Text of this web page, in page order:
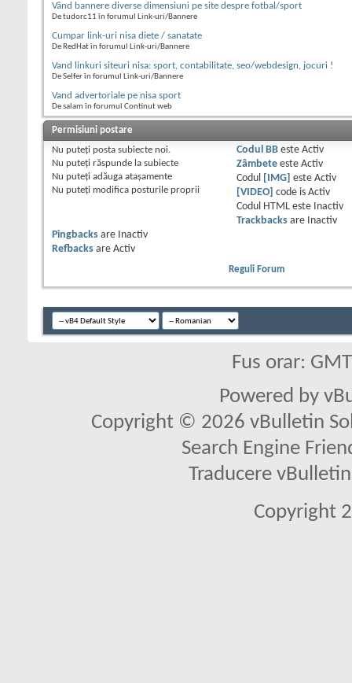
Vând bannere diverse dimensiuni pe site despre fotbal/sport
De tudorc11 în forumul Link-uri/Bannere
Cumpar link-uri nisa diete / sanatate
De RedHat în forumul Link-uri/Bannere
Vand linkuri siteuri nisa: sport, contabilitate, seo/webdesign, jocuri !
De Selfer în forumul Link-uri/Bannere
Vand advertoriale pe nisa sport
De salam în forumul Continut web
Permisiuni postare
Nu puteţi posta subiecte noi.
Nu puteţi răspunde la subiecte
Nu puteţi adăuga ataşamente
Nu puteţi modifica posturile proprii
Codul BBeste Activ
Zâmbeteeste Activ
Codul
[IMG] este Activ
[VIDEO]
code is Activ
Codul HTML este
Inactiv
Trackbacksare
Inactiv
Pingbacks are
Inactiv
Refbacks are Activ
Reguli Forum
Fus orar:
Powered by
Copyright © 2026 vBulletin
Search Engine
Traducere
Copyright